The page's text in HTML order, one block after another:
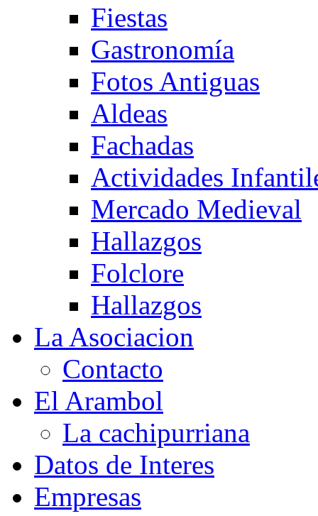
Fiestas
Gastronomía
Fotos Antiguas
Aldeas
Fachadas
Actividades
Mercado Medieval
Hallazgos
Folclore
Hallazgos
La Asociacion
Contacto
El Arambol
La cachipurriana
Datos de Interes
Empresas